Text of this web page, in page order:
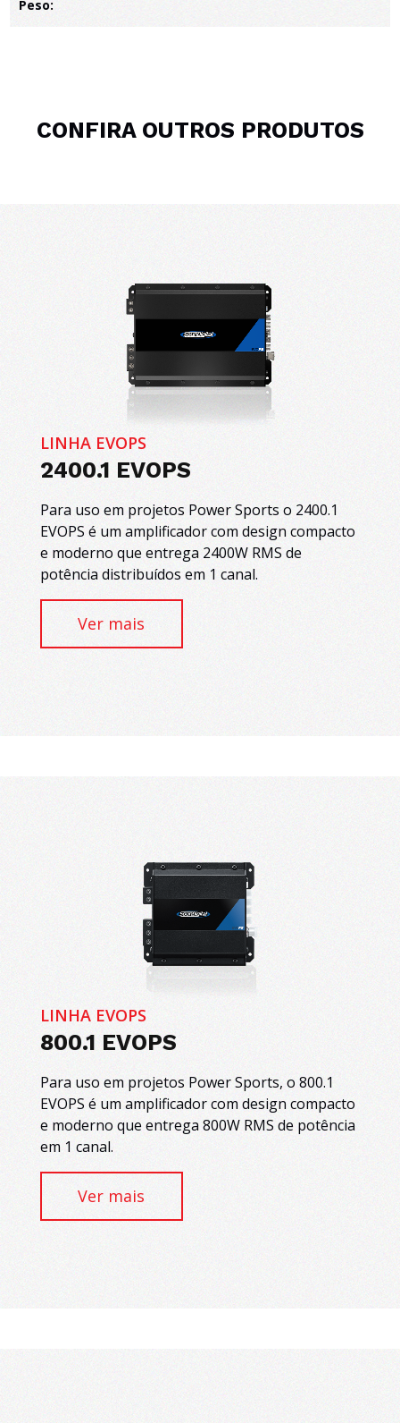
Peso:
CONFIRA OUTROS PRODUTOS
LINHA EVOPS
2400.1 EVOPS
Para uso em projetos Power Sports o 2400.1
EVOPS é um amplificador com design compacto
e moderno que entrega 2400W RMS de
potência distribuídos em 1 canal.
Ver mais
LINHA EVOPS
800.1 EVOPS
Para uso em projetos Power Sports, o 800.1
EVOPS é um amplificador com design compacto
e moderno que entrega 800W RMS de potência
em 1 canal.
Ver mais